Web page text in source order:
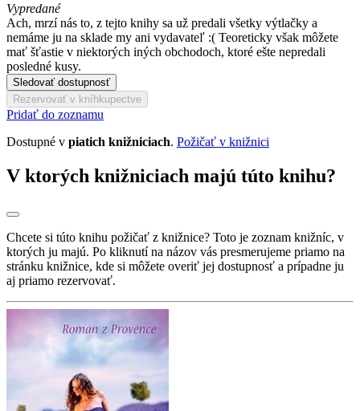
Vypredané
Ach, mrzí nás to, z tejto knihy sa už predali všetky výtlačky a
nemáme ju na sklade my ani vydavateľ :( Teoreticky však môžete
mať šťastie v niektorých iných obchodoch, ktoré ešte nepredali
posledné kusy.
Sledovať dostupnosť
Rezervovať v kníhkupectve
Pridať do zoznamu
Dostupné v piatich knižniciach. Požičať v knižnici
V ktorých knižniciach majú túto knihu?
Chcete si túto knihu požičať z knižnice? Toto je zoznam knižníc, v
ktorých ju majú. Po kliknutí na názov vás presmerujeme priamo na
stránku knižnice, kde si môžete overiť jej dostupnosť a prípadne ju
aj priamo rezervovať.